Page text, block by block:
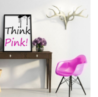
wiele
wariantów.
Opcje
można
wybrać
na
stronie
produktu